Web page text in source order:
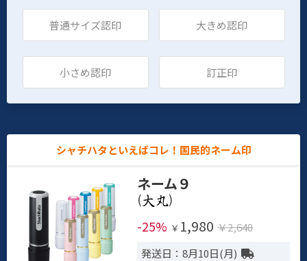
普通サイズ認印 大きめ認印
小さめ認印 訂正印
シャチハタといえばコレ！国民的ネーム印
ネーム９
(
)
-25% ￥ 1,980 ￥2,640
発送日：8月10日(月)